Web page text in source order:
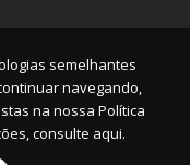
semelhantes
navegando,
na nossa Política
consulte aqui.
|Contato